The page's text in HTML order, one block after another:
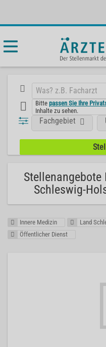
Bittepassen Sie Ihre
Inhalte zu sehen.
Fachgebiet
Stellenangebote
Schleswig-
Innere Medizin
Land
Öffentlicher Dienst